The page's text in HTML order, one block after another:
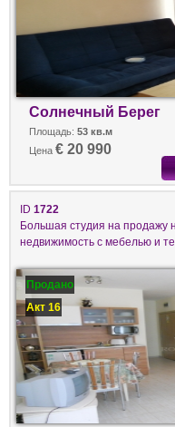
Солнечный Берег
Площадь: 53 кв.м
Цена € 20 990
ID 1722
Большая студия на продажу
недвижимость с мебелью и
Продано
Акт 16